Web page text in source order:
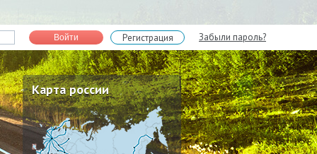
Войти Регистрация Забыли пароль?
Карта россии